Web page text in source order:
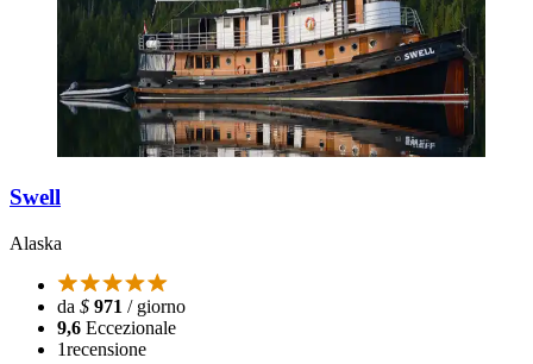
Swell
Alaska
da $ 971 / giorno
9,6 Eccezionale
1recensione